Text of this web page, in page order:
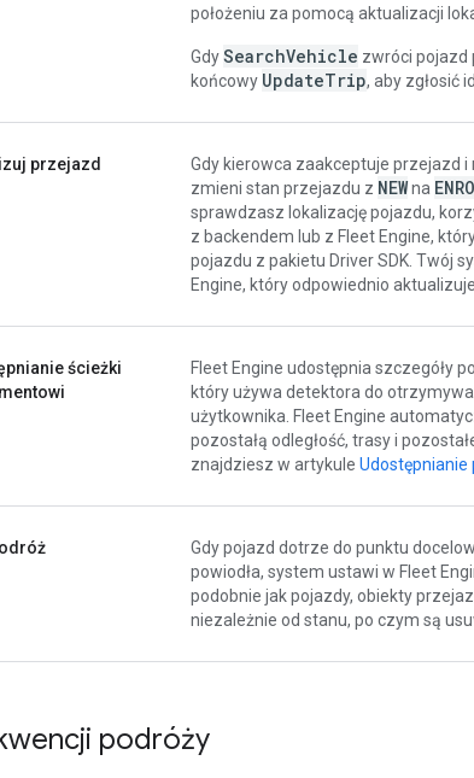
położeniu za pomocą aktualizacji
GdySearchVehicle zwróci pojazd
końcowy UpdateTrip, aby zgłosić
przejazd
Gdy kierowca zaakceptuje przejazd
zmieni stan przejazdu z NEWna
sprawdzasz lokalizację pojazdu,
z backendem lub z Fleet Engine,
pojazdu z pakietu Driver SDK. Twój
Engine, który odpowiednio
ścieżki
Fleet Engine udostępnia szczegóły
który używa detektora do
użytkownika. Fleet Engine
pozostałą odległość, trasy i
znajdziesz w artykule
Gdy pojazd dotrze do punktu
powiodła, system ustawi w Fleet
podobnie jak pojazdy, obiekty
niezależnie od stanu, po czym są
podróży